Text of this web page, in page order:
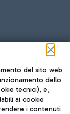
del sito web
dello
tecnici), e,
ai cookie
i contenuti